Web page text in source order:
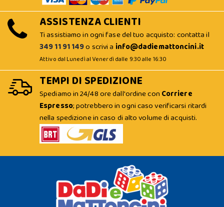
ASSISTENZA CLIENTI
Ti assistiamo in ogni fase del tuo acquisto: contatta il
349 11 91 149o scrivi a info@dadiemattoncini.it
Attivo dal Lunedì al Venerdì dalle 9:30 alle 16:30
TEMPI DI SPEDIZIONE
Spediamo in 24/48 ore dall'ordine con Corriere
Espresso; potrebbero in ogni caso verificarsi ritardi
nella spedizione in caso di alto volume di acquisti.